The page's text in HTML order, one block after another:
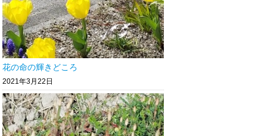
花の命の輝きどころ
2021年3月22日